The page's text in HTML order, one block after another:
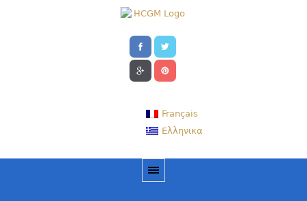
Français
Ελληνικα